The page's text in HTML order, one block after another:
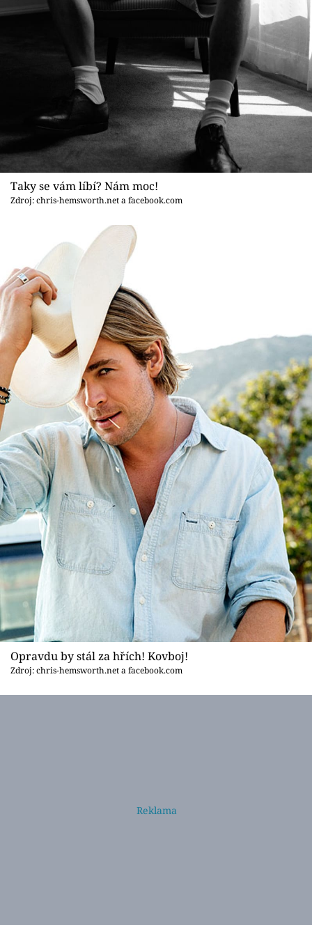
Taky se vám líbí? Nám moc!
Zdroj: chris-hemsworth.net a facebook.com
Opravdu by stál za hřích! Kovboj!
Zdroj: chris-hemsworth.net a facebook.com